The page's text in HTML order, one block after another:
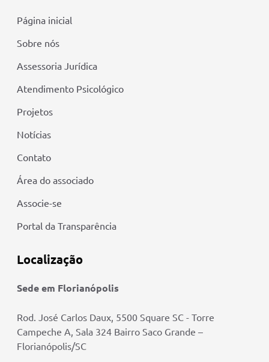
Página inicial
Sobre nós
Assessoria Jurídica
Atendimento Psicológico
Projetos
Notícias
Contato
Área do associado
Associe-se
Portal da Transparência
Localização
Sede em Florianópolis
Rod. José Carlos Daux, 5500 Square SC - Torre
Campeche A, Sala 324 Bairro Saco Grande –
Florianópolis/SC